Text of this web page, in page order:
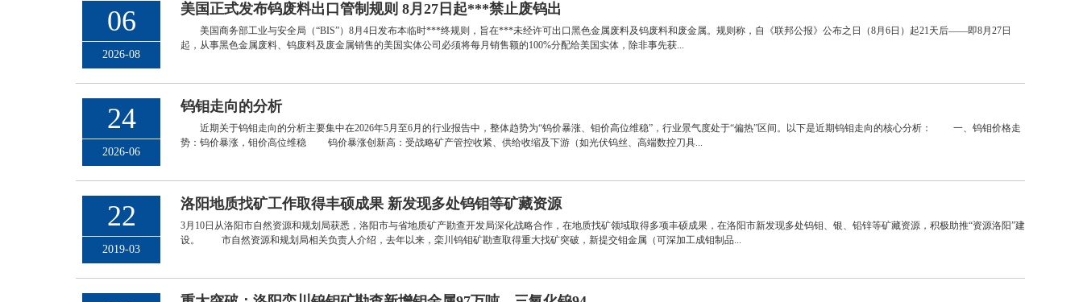
06
2026-08
美国正式发布钨废料出口管制规则 8月27日起***禁止废钨出
美国商务部工业与安全局（“BIS”）8月4日发布本临时***终规则，旨在***未经许可出口黑色金属废料及钨废料和废金属。规则称，自《联邦公报》公布之日（8月6日）起21天后——即8月27日
起，从事黑色金属废料、钨废料及废金属销售的美国实体公司必须将每月销售额的100%分配给美国实体，除非事先获...
24
2026-06
钨钼走向的分析
近期关于钨钼走向的分析主要集中在2026年5月至6月的行业报告中，整体趋势为“钨价暴涨、钼价高位维稳”，行业景气度处于“偏热”区间。以下是近期钨钼走向的核心分析： 一、钨钼价格走
势：钨价暴涨，钼价高位维稳 钨价暴涨创新高：受战略矿产管控收紧、供给收缩及下游（如光伏钨丝、高端数控刀具...
22
2019-03
洛阳地质找矿工作取得丰硕成果 新发现多处钨钼等矿藏资源
3月10日从洛阳市自然资源和规划局获悉，洛阳市与省地质矿产勘查开发局深化战略合作，在地质找矿领域取得多项丰硕成果，在洛阳市新发现多处钨钼、银、铅锌等矿藏资源，积极助推“资源洛阳”建
设。 市自然资源和规划局相关负责人介绍，去年以来，栾川钨钼矿勘查取得重大找矿突破，新提交钼金属（可深加工成钼制品...